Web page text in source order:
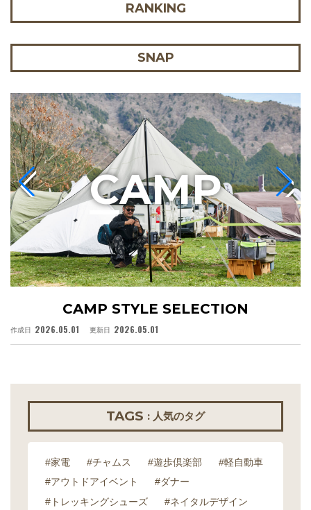
RANKING
SNAP
CAMP STYLE SELECTION
作成日 2026.05.01 更新日 2026.05.01
CAMP
TAGS : 人気のタグ
#家電 #チャムス #遊歩倶楽部
#軽自動車
#アウトドアイベント
#ダナー
#トレッキングシューズ
#ネイタルデザイン